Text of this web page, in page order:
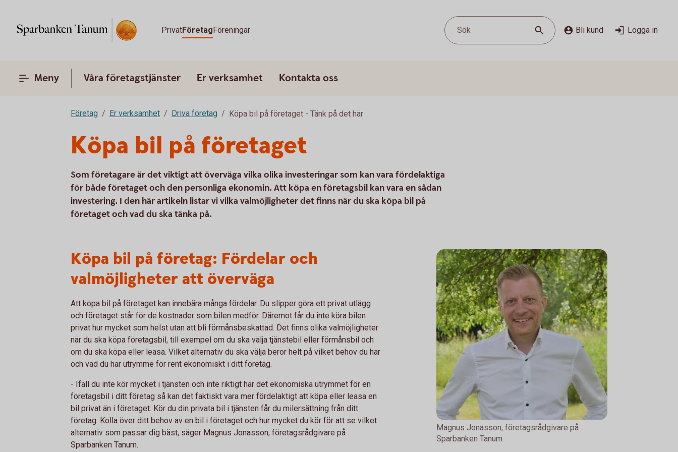
PrivatFöretagFöreningar Sök Bli kund Logga in
Meny Våra företagstjänster Er verksamhet Kontakta oss
Företag Er verksamhet Driva företag Köpa bil på företaget - Tänk på det här
Köpa bil på företaget
Som företagare är det viktigt att överväga vilka olika investeringar som kan vara fördelaktiga
för både företaget och den personliga ekonomin. Att köpa en företagsbil kan vara en sådan
investering. I den här artikeln listar vi vilka valmöjligheter det finns när du ska köpa bil på
företaget och vad du ska tänka på.
Köpa bil på företag: Fördelar och
valmöjligheter att överväga
Att köpa bil på företaget kan innebära många fördelar. Du slipper göra ett privat utlägg
och företaget står för de kostnader som bilen medför. Däremot får du inte köra bilen
privat hur mycket som helst utan att bli förmånsbeskattad. Det finns olika valmöjligheter
när du ska köpa företagsbil, till exempel om du ska välja tjänstebil eller förmånsbil och
om du ska köpa eller leasa. Vilket alternativ du ska välja beror helt på vilket behov du har
och vad du har utrymme för rent ekonomiskt i ditt företag.
- Ifall du inte kör mycket i tjänsten och inte riktigt har det ekonomiska utrymmet för en
företagsbil i ditt företag så kan det faktiskt vara mer fördelaktigt att köpa eller leasa en
bil privat än i företaget. Kör du din privata bil i tjänsten får du milersättning från ditt
företag. Kolla över ditt behov av en bil i företaget och hur mycket du kör för att se vilket
alternativ som passar dig bäst, säger Magnus Jonasson, företagsrådgivare på
Sparbanken Tanum.
Magnus Jonasson, företagsrådgivare på
Sparbanken Tanum